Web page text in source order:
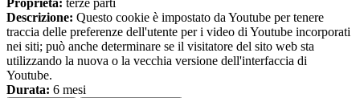
Proprieta: terze parti
Descrizione: Questo cookie è impostato da Youtube per tenere
traccia delle preferenze dell'utente per i video di Youtube incorporati
nei siti; può anche determinare se il visitatore del sito web sta
utilizzando la nuova o la vecchia versione dell'interfaccia di
Youtube.
Durata: 6 mesi